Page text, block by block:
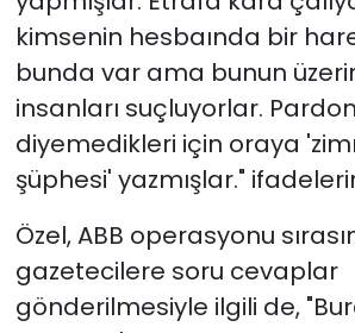
kimsenin hesbaında bir
bunda var ama bunun
insanları suçluyorlar.
diyemedikleri için oraya
şüphesi' yazmışlar."
Özel, ABB operasyonu
gazetecilere soru cevaplar
gönderilmesiyle ilgili de,